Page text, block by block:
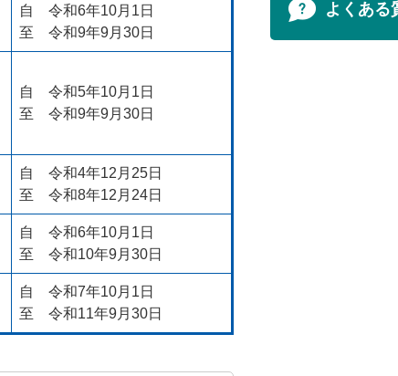
自 令和6年10月1日
至 令和9年9月30日
自 令和5年10月1日
至 令和9年9月30日
自 令和4年12月25日
至 令和8年12月24日
自 令和6年10月1日
至 令和10年9月30日
自 令和7年10月1日
至 令和11年9月30日
よくある